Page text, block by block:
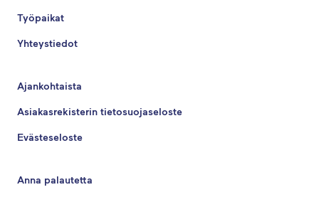
Työpaikat
Yhteystiedot
Ajankohtaista
Asiakasrekisterin tietosuojaseloste
Evästeseloste
Anna palautetta